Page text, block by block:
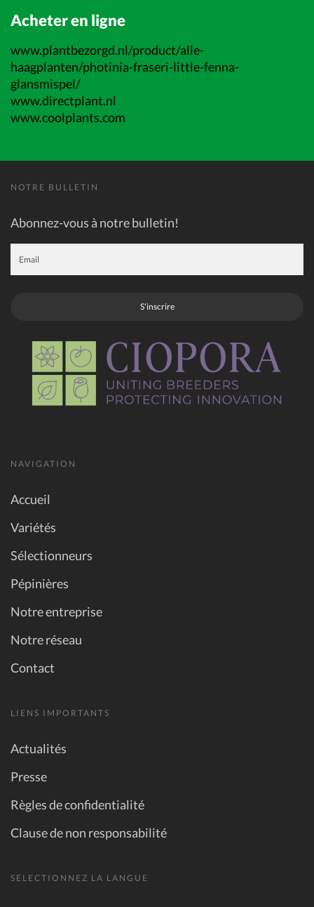
Acheter en ligne
www.plantbezorgd.nl/product/alle-
haagplanten/photinia-fraseri-little-fenna-
glansmispel/
www.directplant.nl
www.coolplants.com
NOTRE BULLETIN
Abonnez-vous à notre bulletin!
S'inscrire
NAVIGATION
Accueil
Variétés
Sélectionneurs
Pépinières
Notre entreprise
Notre réseau
Contact
LIENS IMPORTANTS
Actualités
Presse
Règles de confidentialité
Clause de non responsabilité
SELECTIONNEZ LA LANGUE